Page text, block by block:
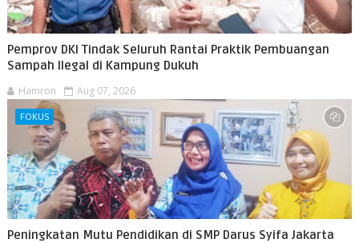
Pemprov DKI Tindak Seluruh Rantai Praktik Pembuangan
Sampah Ilegal di Kampung Dukuh
Hamron Aug 07, 2026
FOKUS
Peningkatan Mutu Pendidikan di SMP Darus Syifa Jakarta